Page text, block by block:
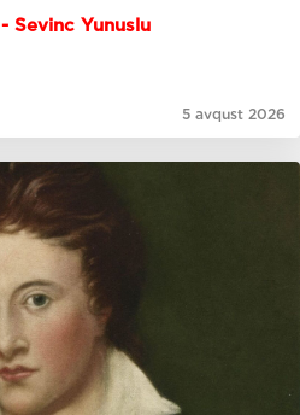
- Sevinc Yunuslu
5 avqust 2026